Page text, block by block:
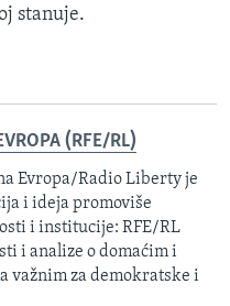
stanuje.
(RFE/RL)
Evropa/Radio Liberty je
i ideja promoviše
i institucije: RFE/RL
i analize o domaćim i
važnim za demokratske i